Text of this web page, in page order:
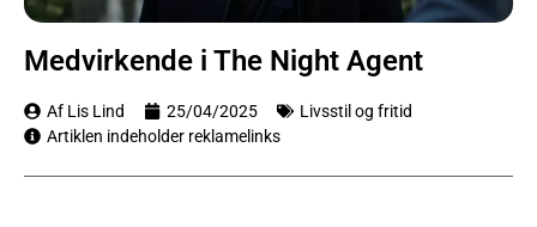
Medvirkende i The Night Agent
Af Lis Lind 25/04/2025
Livsstil og fritid
Artiklen indeholder reklamelinks